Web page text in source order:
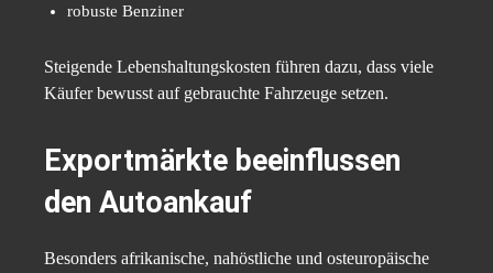
robuste Benziner
Steigende Lebenshaltungskosten führen dazu, dass viele
Käufer bewusst auf gebrauchte Fahrzeuge setzen.
Exportmärkte beeinflussen
den Autoankauf
Besonders afrikanische, nahöstliche und osteuropäische